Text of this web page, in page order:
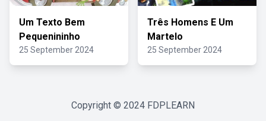
Um Texto Bem
Pequenininho
25 September 2024
Três Homens E Um
Martelo
25 September 2024
Copyright © 2024 FDPLEARN